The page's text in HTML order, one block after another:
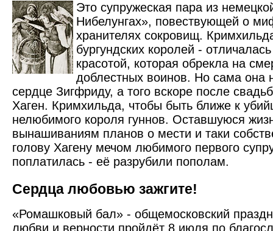
Это супружеская пара из
Нибелунгах», повествующей о
хранителях сокровищ.
бургундских королей -
красотой, которая обрекла на
доблестных воинов. Но сама она
сердце Зигфриду, а того вскоре после
Хаген. Кримхильда, чтобы быть ближе к
нелюбимого короля гуннов. Оставшуюся
вынашиваниям планов о мести и таки
голову Хагену мечом любимого первого
поплатилась - её разрубили пополам.
Сердца любовью зажгите!
«Ромашковый бал» - общемосковский
любви и верности пройдёт 8 июля по